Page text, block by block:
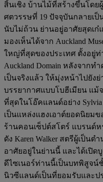
สิ้นเชิง บ้านไม้ที่สร้างขึ้นโด
ศตวรรษที่ 19 ปัจจุบันกลายเ
นับไม่ถ้วน ย่านอยู่อาศัยสุดเ
มองเห็นได้จาก Auckland
ใหญ่ที่สุดของประเทศ ตั้งอยู่
Auckland Domain หลังจาก
เป็นจริงแล้ว ให้มุ่งหน้าไปยังย่
บรรยากาศแบบโบฮีเมียน แ
ที่สุดในโอ๊คแลนด์อย่าง Sylvia
เป็นแหล่งแฮงเอาต์ยอดนิยม
ร้านคอนเซ็ปต์สโตร์ แบรนด์
ดัง Karen Walker สตรีผู้เป็น
อาศัยอยู่ในย่านนี้ และได้เปิด
ดีไซเนอร์ท่านนี้เป็นบทพิสูจน์
นิวซีแลนด์เป็นที่ยอมรับและป